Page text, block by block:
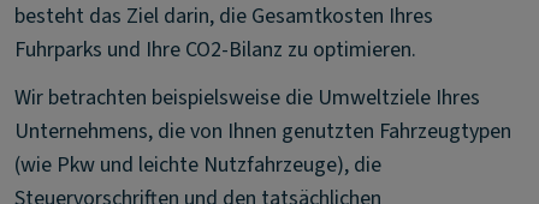
besteht das Ziel darin, die Gesamtkosten Ihres
Fuhrparks und Ihre CO2-Bilanz zu optimieren.
Wir betrachten beispielsweise die Umweltziele Ihres
Unternehmens, die von Ihnen genutzten Fahrzeugtypen
(wie Pkw und leichte Nutzfahrzeuge), die